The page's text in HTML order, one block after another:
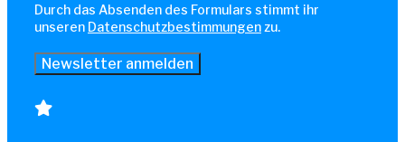
Durch das Absenden des Formulars stimmt ihr
unseren Datenschutzbestimmungen zu.